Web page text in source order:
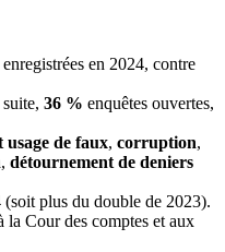
enregistrées en 2024, contre
suite, 36 % enquêtes ouvertes,
usage de faux, corruption,
, détournement de deniers
(soit plus du double de 2023).
la Cour des comptes et aux